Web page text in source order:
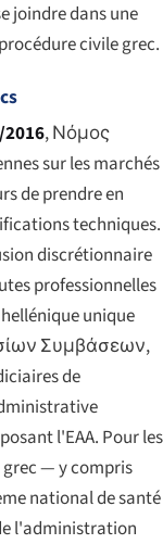
joindre dans une
civile grec.
,Νόμος
sur les marchés
de prendre en
techniques.
discrétionnaire
professionnelles
unique
Συμβάσεων,
de
l'EAA. Pour les
— y compris
national de santé
l'administration